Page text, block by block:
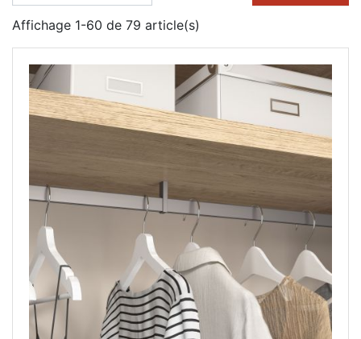
Affichage 1-60 de 79 article(s)